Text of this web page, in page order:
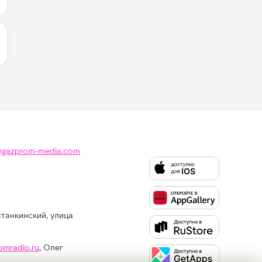
ЛАЙКОВ ЗА "CRIMINALS - MEGHAN TRAINOR":
media.com
улица
, Олег